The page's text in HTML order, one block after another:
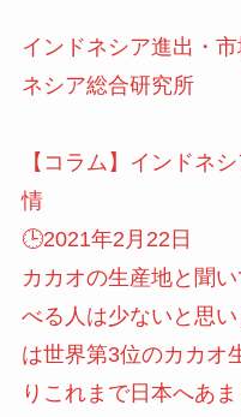
インドネシア進出・
ネシア総合研究所
【コラム】インドネ
情
🕒️2021年2月22日
カカオの生産地と聞
べる人は少ないと思
は世界第3位のカカオ
りこれまで日本へあ